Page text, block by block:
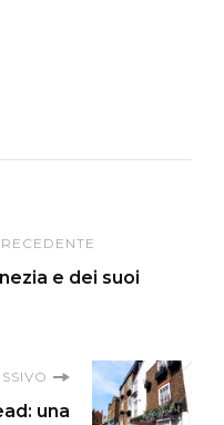
e dei suoi
una